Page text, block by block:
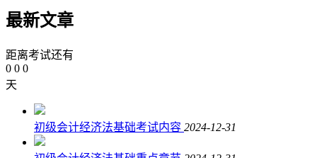
最新文章
距离考试还有
0 0 0
天
初级会计经济法基础考试内容 2024-12-31